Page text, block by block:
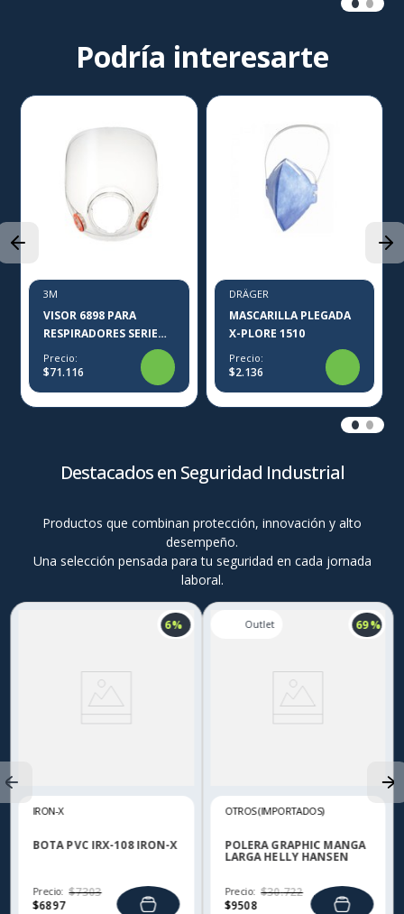
Podría interesarte
3M
VISOR 6898 PARA
RESPIRADORES SERIE
6000 3M
Precio:
$71.116
DRÄGER
MASCARILLA PLEGADA
X-PLORE 1510
Precio:
$2.136
Destacados en Seguridad Industrial
Productos que combinan protección, innovación y alto
desempeño.
Una selección pensada para tu seguridad en cada jornada
laboral.
6 %
IRON-X
BOTA PVC IRX-108 IRON-X
Precio:
$6897
$7303
69 %
OTROS (IMPORTADOS)
POLERA GRAPHIC MANGA
LARGA HELLY HANSEN
Precio:
$9508
$30.722